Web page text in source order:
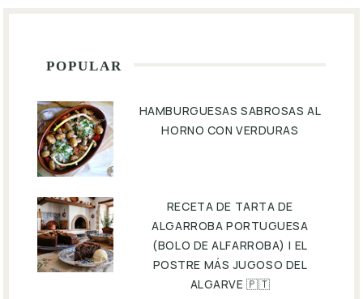
POPULAR
HAMBURGUESAS SABROSAS AL
HORNO CON VERDURAS
RECETA DE TARTA DE
ALGARROBA PORTUGUESA
(BOLO DE ALFARROBA) | EL
POSTRE MÁS JUGOSO DEL
ALGARVE 🇵🇹